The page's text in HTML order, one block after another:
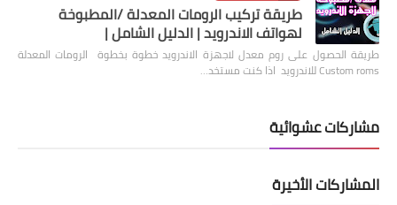
طريقة تركيب الرومات المعدلة /المطبوخة
لهواتف الاندرويد | الدليل الشامل |
طريقة الحصول على روم معدل لاجهزة الاندرويد خطوة بخطوة الرومات المعدلة
Custom roms للاندرويد اذا كنت مستخد…
مشاركات عشوائية
المشاركات الأخيرة